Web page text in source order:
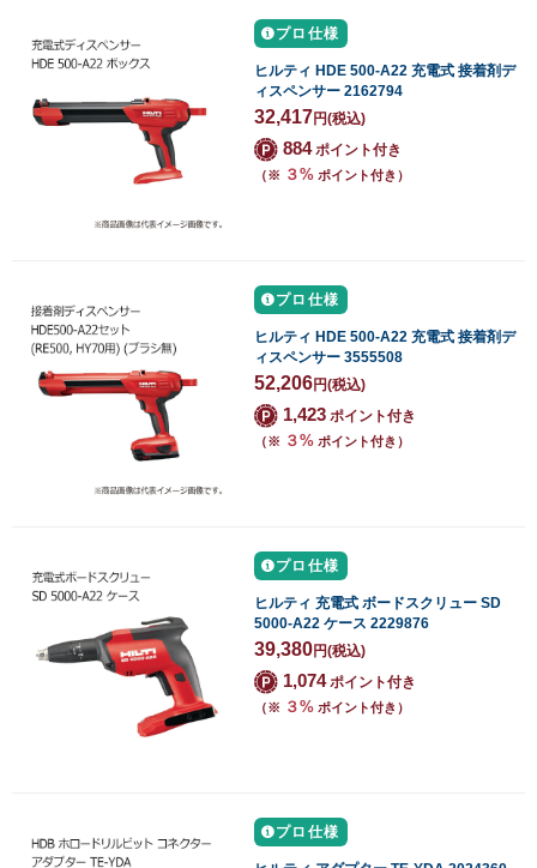
プロ仕様
ヒルティ HDE 500-A22 充電式 接着剤デ
ィスペンサー 2162794
32,417円(税込)
884ポイント付き
（※ ３% ポイント付き）
プロ仕様
ヒルティ HDE 500-A22 充電式 接着剤デ
ィスペンサー 3555508
52,206円(税込)
1,423 ポイント付き
（※ ３% ポイント付き）
プロ仕様
ヒルティ 充電式 ボードスクリュー SD
5000-A22 ケース 2229876
39,380円(税込)
1,074ポイント付き
（※ ３% ポイント付き）
プロ仕様